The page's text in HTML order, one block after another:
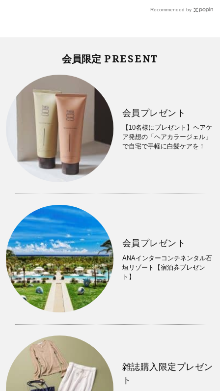
Recommended by
会員限定 PRESENT
会員プレゼント
【10名様にプレゼント】ヘアケ
ア発想の「ヘアカラージェル」
で自宅で手軽に白髪ケアを！
会員プレゼント
ANAインターコンチネンタル石
垣リゾート【宿泊券プレゼン
ト】
雑誌購入限定プレゼン
ト